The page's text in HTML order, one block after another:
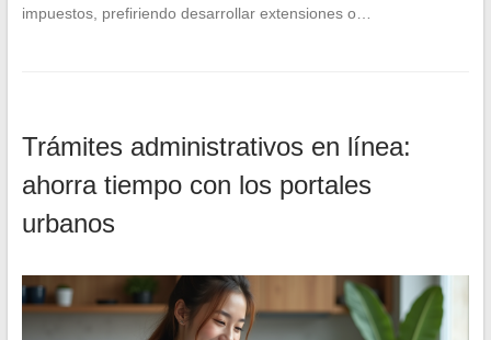
impuestos, prefiriendo desarrollar extensiones o…
Trámites administrativos en línea:
ahorra tiempo con los portales
urbanos